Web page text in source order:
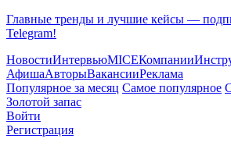
Главные тренды и лучшие кейсы —
Telegram!
НовостиИнтервьюMICEКомпании
АфишаАвторыВакансииРеклама
Популярное за месяц Самое популярное
Золотой запас
Войти
Регистрация